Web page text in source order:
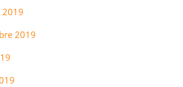
2019
2019